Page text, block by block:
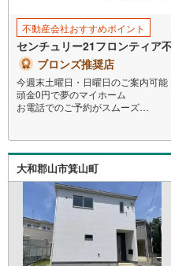
不動産会社おすすめポイント
センチュリー21フロンティ
ブロンズ推奨店
今週末土曜日・日曜日のご案内可能
頭金0円で夢のマイホーム
お電話でのご予約がスムーズ
立地
・近鉄橿原線「近鉄郡山駅」歩10
・JR関西本線「郡山駅」歩21分（
・大和郡山市立郡山西小学校歩12
・大和郡山市立郡山中学校歩22分（
特徴
・耐震＋制震の家、クワイエ！制
え、耐震性能を維持
・対面キッチン/洋風和室/全居室収
大和郡山市箕山町